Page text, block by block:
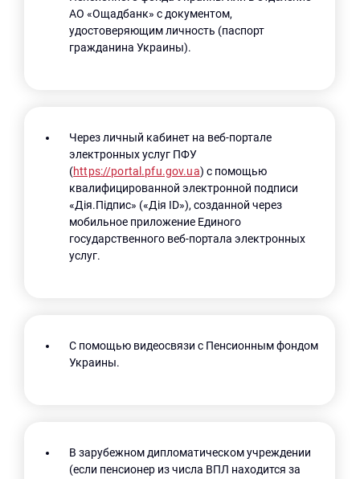
АО «Ощадбанк» с документом,
удостоверяющим личность (паспорт
гражданина Украины).
Через личный кабинет на веб-портале
электронных услуг ПФУ
(https://portal.pfu.gov.ua) с помощью
квалифицированной электронной подписи
«Дія.Підпис» («Дія ID»), созданной через
мобильное приложение Единого
государственного веб-портала электронных
услуг.
С помощью видеосвязи с Пенсионным фондом
Украины.
В зарубежном дипломатическом учреждении
(если пенсионер из числа ВПЛ находится за